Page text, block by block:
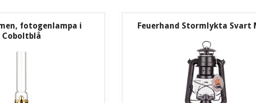
fotogenlampa i
Coboltblå
Feuerhand Stormlykta Svart